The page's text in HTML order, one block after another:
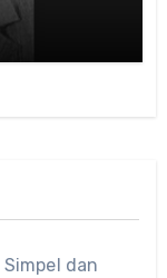
dan